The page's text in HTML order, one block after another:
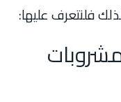
فلنتعرف عليها: